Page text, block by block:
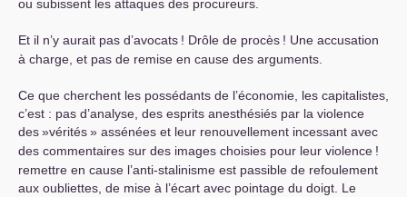
ou subissent les attaques des procureurs.
Et il n’y aurait pas d’avocats ! Drôle de procès ! Une accusation
à charge, et pas de remise en cause des arguments.
Ce que cherchent les possédants de l’économie, les capitalistes,
c’est : pas d’analyse, des esprits anesthésiés par la violence
des»vérités» assénées et leur renouvellement incessant avec
des commentaires sur des images choisies pour leur violence !
remettre en cause l’anti-stalinisme est passible de refoulement
aux oubliettes, de mise à l’écart avec pointage du doigt. Le